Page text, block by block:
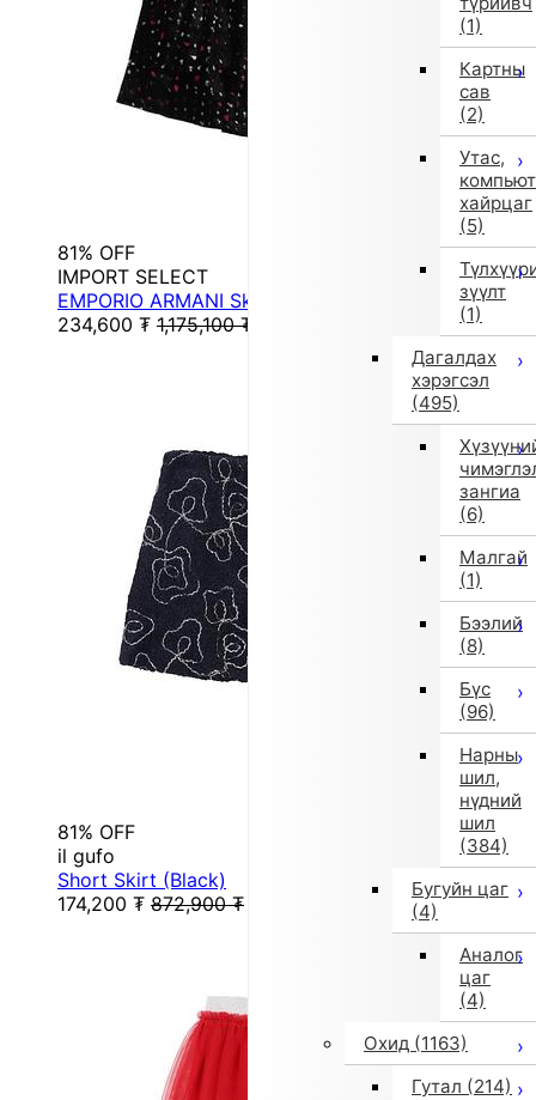
(1)
Картны
сав
(2)
Утас,
хайрцаг
(5)
зүүлт
(1)
Дагалдах
хэрэгсэл
(495)
зангиа
(6)
Малгай
(1)
Бээлий
(8)
Бүс
(96)
Нарны
шил,
нүдний
шил
(384)
Бугуйн цаг
(4)
Аналог
цаг
(4)
Охид (1163)
Гутал (214)
81% OFF
IMPORT SELECT
EMPORIO ARMANI Skirt, Short Length
234,600 ₮ 1,175,100 ₮
81% OFF
il gufo
Short Skirt (Black)
174,200 ₮ 872,900 ₮